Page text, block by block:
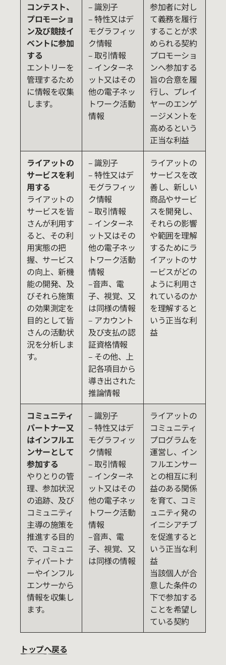
コンテスト、
プロモーショ
ン及び競技イ
ベントに参加
する
エントリーを
管理するため
に情報を収集
します。
– 識別子
– 特性又はデ
モグラフィッ
ク情報
– 取引情報
– インターネ
ット又はその
他の電子ネッ
トワーク活動
情報
参加者に対し
て義務を履行
することが求
められる契約
プロモーショ
ンへ参加する
旨の合意を履
行し、プレイ
ヤーのエンゲ
ージメントを
高めるという
正当な利益
ライアットの
サービスを利
用する
ライアットの
サービスを皆
さんが利用す
ると、その利
用実態の把
握、サービス
の向上、新機
能の開発、及
びそれら施策
の効果測定を
目的として皆
さんの活動状
況を分析しま
す。
– 識別子
– 特性又はデ
モグラフィッ
ク情報
– 取引情報
– インターネ
ット又はその
他の電子ネッ
トワーク活動
情報
–音声、電
子、視覚、又
は同様の情報
– アカウント
及び支払の認
証資格情報
– その他、上
記各項目から
導き出された
推論情報
ライアットの
サービスを改
善し、新しい
商品やサービ
スを開発し、
それらの影響
や範囲を理解
するためにラ
イアットのサ
ービスがどの
ように利用さ
れているのか
を理解すると
いう正当な利
益
コミュニティ
パートナー又
はインフルエ
ンサーとして
参加する
やりとりの管
理、参加状況
の追跡、及び
コミュニティ
主導の施策を
推進する目的
で、コミュニ
ティパートナ
ーやインフル
エンサーから
情報を収集し
ます。
– 識別子
– 特性又はデ
モグラフィッ
ク情報
– 取引情報
– インターネ
ット又はその
他の電子ネッ
トワーク活動
情報
–音声、電
子、視覚、又
は同様の情報
ライアットの
コミュニティ
プログラムを
運営し、イン
フルエンサー
との相互に利
益のある関係
を育て、コミ
ュニティ発の
イニシアチブ
を促進すると
いう正当な利
益
当該個人が合
意した条件の
下で参加する
ことを希望し
ている契約
トップへ戻る